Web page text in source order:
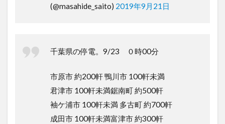
(@masahide_saito) 2019年9月21日
千葉県の停電。9/23 ０時00分
市原市 約200軒 鴨川市 100軒未満
君津市 100軒未満鋸南町 約500軒
袖ケ浦市 100軒未満 多古町 約700軒
成田市 100軒未満富津市 約300軒